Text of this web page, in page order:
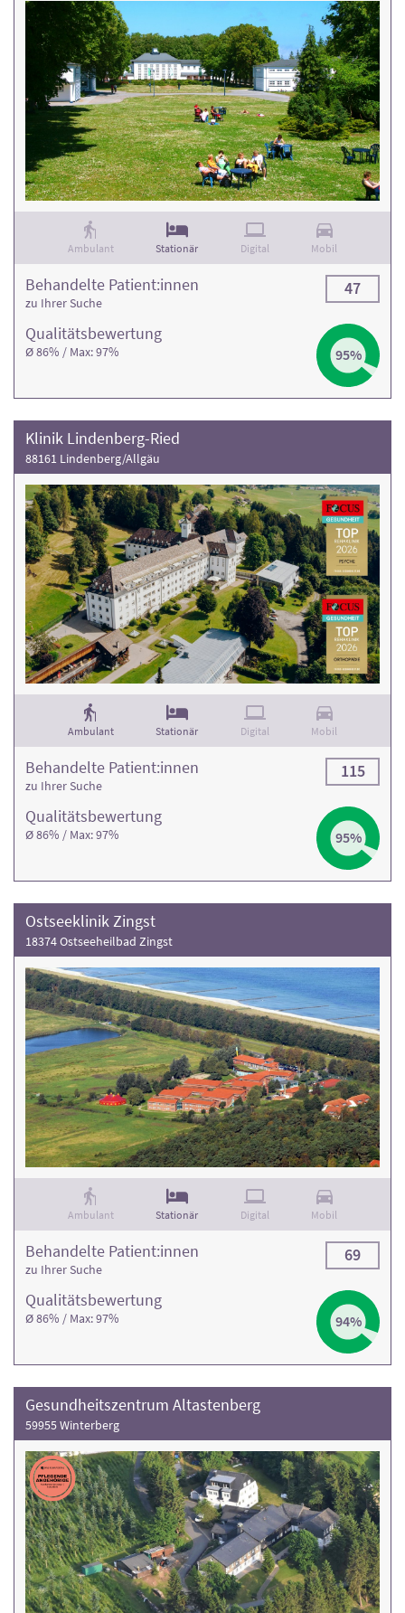
Ambulant Stationär Digital Mobil
Qualitäts­bewertung
Ø 86% / Max: 97% 95%
Behandelte Patient:innen
zu Ihrer Suche
47
Klinik Lindenberg-Ried
88161 Lindenberg/Allgäu
Ambulant Stationär Digital Mobil
Qualitäts­bewertung
Ø 86% / Max: 97% 95%
Behandelte Patient:innen
zu Ihrer Suche
115
Ostseeklinik Zingst
18374 Ostseeheilbad Zingst
Ambulant Stationär Digital Mobil
Qualitäts­bewertung
Ø 86% / Max: 97% 94%
Behandelte Patient:innen
zu Ihrer Suche
69
Gesundheitszentrum Altastenberg
59955 Winterberg